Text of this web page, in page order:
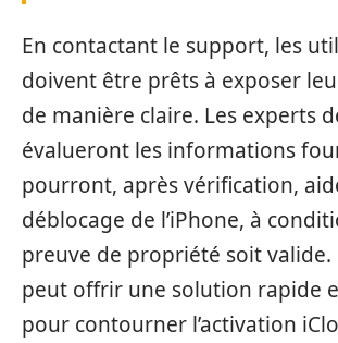
En contactant le support, les
doivent être prêts à exposer
de manière claire. Les experts
évalueront les informations
pourront, après vérification,
déblocage de l’iPhone, à
preuve de propriété soit valide.
peut offrir une solution rapide
pour contourner l’activation